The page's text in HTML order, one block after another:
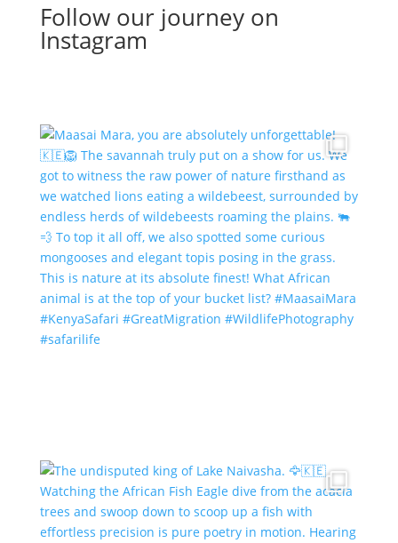
Follow our journey on
Instagram